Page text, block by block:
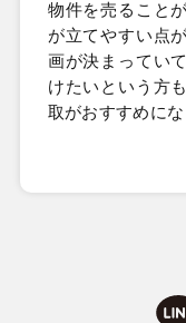
物件を売ること
が立てやすい点
画が決まってい
けたいという方
取がおすすめにな